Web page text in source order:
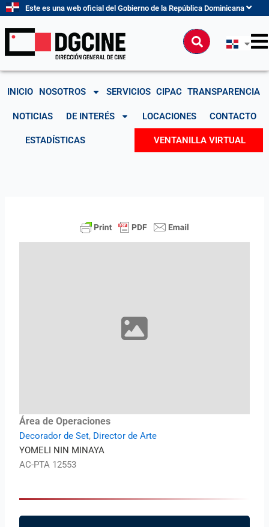
contenido
Este es una web oficial del Gobierno de la República Dominicana
Buscar
INICIO NOSOTROS SERVICIOS CIPAC TRANSPARENCIA
NOTICIAS DE INTERÉS LOCACIONES CONTACTO
ESTADÍSTICAS VENTANILLA VIRTUAL
Área de Operaciones
Decorador de Set, Director de Arte
YOMELI NIN MINAYA
AC-PTA 12553